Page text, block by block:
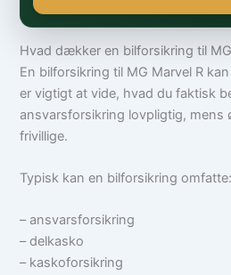
Hvad dækker en bilforsikring til
En bilforsikring til MG Marvel R
er vigtigt at vide, hvad du faktisk
ansvarsforsikring lovpligtig,
frivillige.
Typisk kan en bilforsikring omfatte:
– ansvarsforsikring
– delkasko
– kaskoforsikring